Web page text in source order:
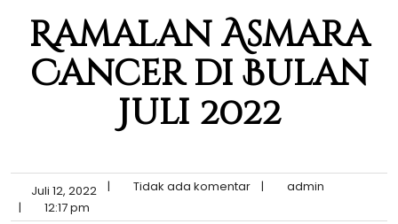
Ramalan Asmara
Cancer di Bulan
Juli 2022
Juli 12, 2022 | Tidak ada komentar |
admin
|
12:17 pm